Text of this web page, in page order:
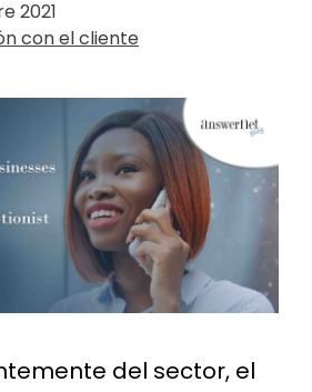
2021
con el cliente
del sector, el